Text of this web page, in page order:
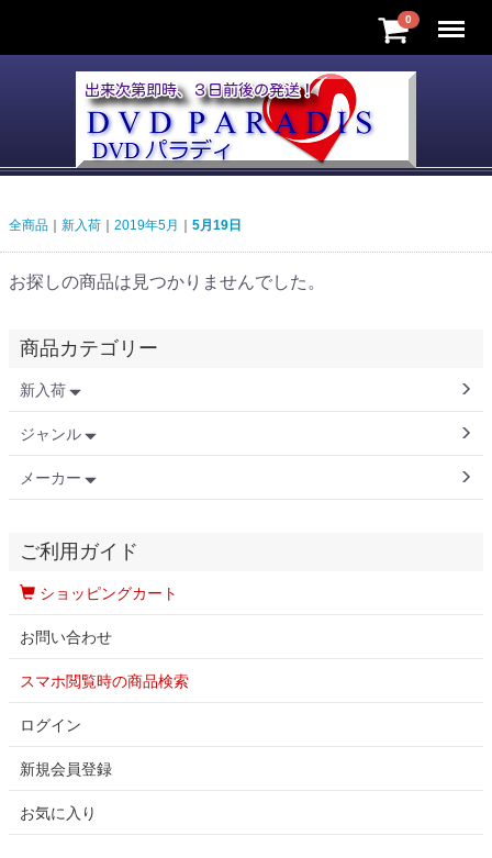
0 Menu
全商品 新入荷 2019年5月 5月19日
お探しの商品は見つかりませんでした。
商品カテゴリー
新入荷
ジャンル
メーカー
ご利用ガイド
ショッピングカート
お問い合わせ
スマホ閲覧時の商品検索
ログイン
新規会員登録
お気に入り